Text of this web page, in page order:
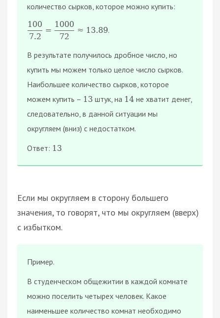
количество сырков, которое можно купить:
100
7.2
=
1000
72
≈ 13.89.
В результате получилось дробное число, но
купить мы можем только целое число сырков.
Наибольшее количество сырков, которое
можем купить – 13 штук, на 14 не хватит денег,
следовательно, в данной ситуации мы
округляем (вниз) с недостатком.
Ответ: 13
Если мы округляем в сторону большего
значения, то говорят, что мы округляем (вверх)
с избытком.
Пример.
В студенческом общежитии в каждой комнате
можно поселить четырех человек. Какое
наименьшее количество комнат необходимо